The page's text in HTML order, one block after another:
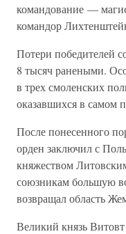
командование —
командор
Потери победителей
8 тысяч ранеными.
в трех смоленских
оказавшихся в самом
После понесенного
орден заключил с
княжеством
союзникам большую
возвращал область
Великий князь